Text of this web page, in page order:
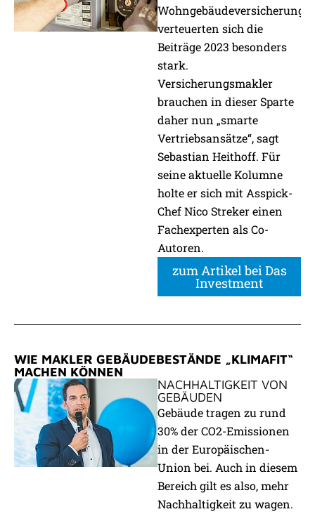
Wohngebäudeversicherung
verteuerten sich die
Beiträge 2023 besonders
stark.
Versicherungsmakler
brauchen in dieser Sparte
daher nun „smarte
Vertriebsansätze“, sagt
Sebastian Heithoff. Für
seine aktuelle Kolumne
holte er sich mit Asspick-
Chef Nico Streker einen
Fachexperten als Co-
Autoren.
zum Artikel bei Das
Investment
WIE MAKLER GEBÄUDEBESTÄNDE „KLIMAFIT“
MACHEN KÖNNEN
NACHHALTIGKEIT VON
GEBÄUDEN
Gebäude tragen zu rund
30% der CO2-Emissionen
in der Europäischen-
Union bei. Auch in diesem
Bereich gilt es also, mehr
Nachhaltigkeit zu wagen.